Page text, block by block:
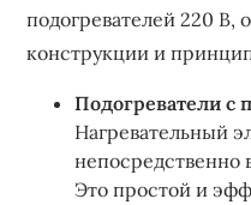
подогревателей 220 В,
конструкции и
Подогреватели
Нагревательный
непосредственно
Это простой и